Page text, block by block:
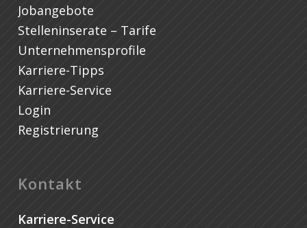
Jobangebote
Stelleninserate – Tarife
Unternehmensprofile
Karriere-Tipps
Karriere-Service
Login
Registrierung
Kontakt
Karriere-Service